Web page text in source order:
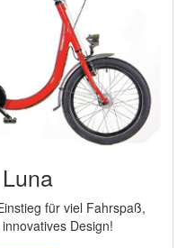
für viel Fahrspaß,
Design!